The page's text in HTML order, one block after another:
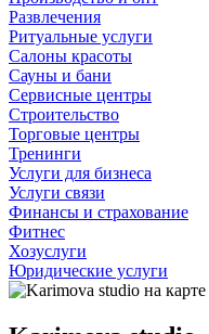
Развлечения
Ритуальные услуги
Салоны красоты
Сауны и бани
Сервисные центры
Строительство
Торговые центры
Тренинги
Услуги для бизнеса
Услуги связи
Финансы и страхование
Фитнес
Хозуслуги
Юридические услуги